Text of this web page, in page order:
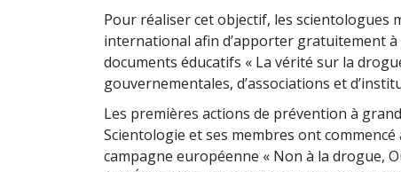
Pour réaliser cet objectif, les scientologues
international afin d’apporter gratuitement
documents éducatifs « La vérité sur la
gouvernementales, d’associations et
Les premières actions de prévention à
Scientologie et ses membres ont commencé
campagne européenne « Non à la drogue,